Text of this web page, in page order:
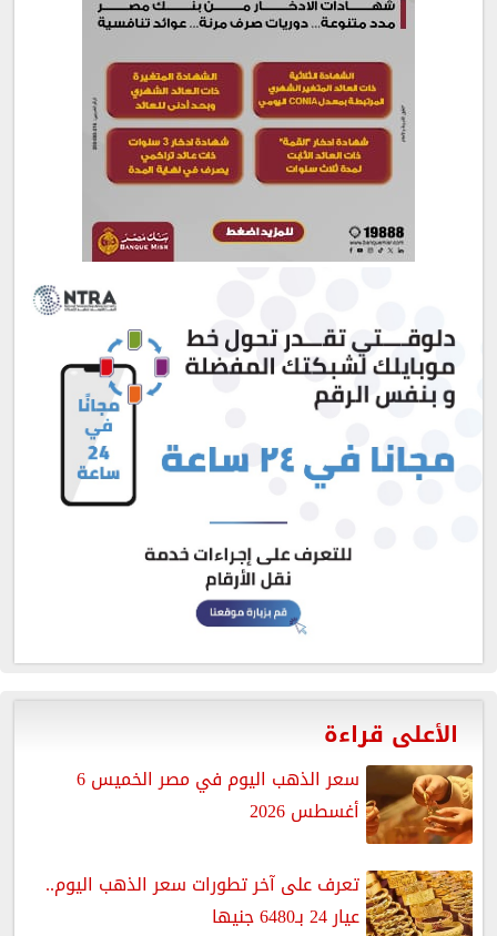
الأعلى قراءة
سعر الذهب اليوم في مصر الخميس 6
أغسطس 2026
تعرف على آخر تطورات سعر الذهب اليوم..
عيار 24 بـ6480 جنيها